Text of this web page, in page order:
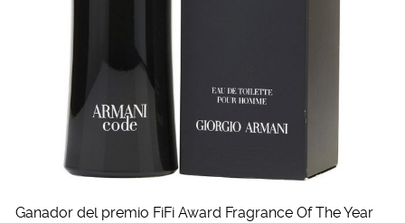
Ganador del premio FiFi Award Fragrance Of The Year